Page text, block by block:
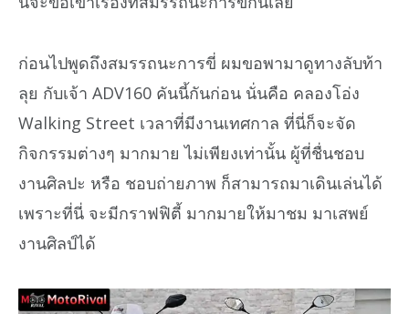
ก่อนไปพูดถึงสมรรถนะการขี่ ผมขอพามาดูทางลับท้า
ลุย กับเจ้า ADV160 คันนี้กันก่อน นั่นคือ คลองโอ่ง
Walking Street เวลาที่มีงานเทศกาล ที่นี่ก็จะจัด
กิจกรรมต่างๆ มากมาย ไม่เพียงเท่านั้น ผู้ที่ชื่นชอบ
งานศิลปะ หรือ ชอบถ่ายภาพ ก็สามารถมาเดินเล่นได้
เพราะที่นี่ จะมีกราฟฟิตี้ มากมายให้มาชม มาเสพย์
งานศิลป์ได้